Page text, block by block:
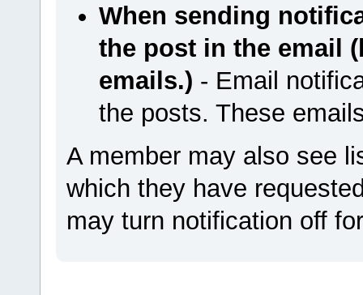
When sending
the post in the email
emails.) - Email
the posts. These
A member may also see
which they have
may turn notification off